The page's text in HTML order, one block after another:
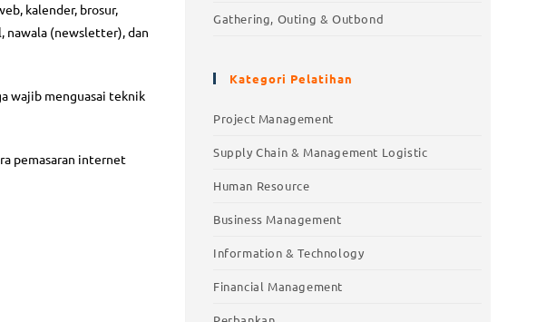
kalender, brosur,
nawala (newsletter), dan
wajib menguasai teknik
pemasaran internet
Gathering, Outing & Outbond
Kategori Pelatihan
Project Management
Supply Chain & Management Logistic
Human Resource
Business Management
Information & Technology
Financial Management